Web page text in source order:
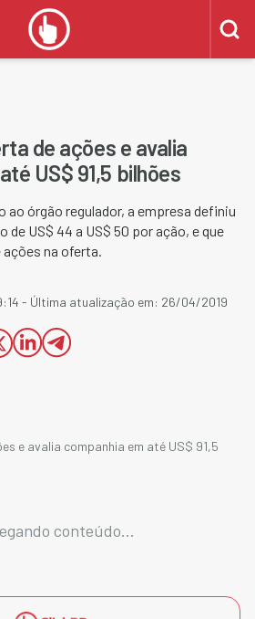
de ações e avalia
US$ 91,5 bilhões
ao órgão regulador, a empresa definiu
de US$ 44 a US$ 50 por ação, e que
ações na oferta.
- Última atualização em: 26/04/2019
e avalia companhia em até US$ 91,5
conteúdo...